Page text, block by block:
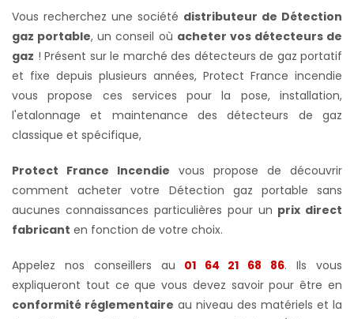
Vous recherchez une société distributeur de Détection
gaz portable, un conseil où acheter vos détecteurs de
gaz ! Présent sur le marché des détecteurs de gaz portatif
et fixe depuis plusieurs années, Protect France incendie
vous propose ces services pour la pose, installation,
l'etalonnage et maintenance des détecteurs de gaz
classique et spécifique,
Protect France Incendie vous propose de découvrir
comment acheter votre Détection gaz portable sans
aucunes connaissances particulières pour un prix direct
fabricant en fonction de votre choix.
Appelez nos conseillers au 01 64 21 68 86. Ils vous
expliqueront tout ce que vous devez savoir pour être en
conformité réglementaire au niveau des matériels et la